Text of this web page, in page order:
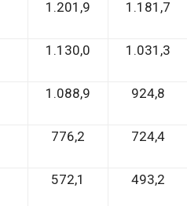
1.201,9 1.181,7
1.130,0 1.031,3
1.088,9 924,8
776,2 724,4
572,1 493,2